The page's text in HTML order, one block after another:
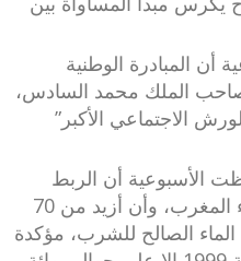
أن المبادرة الوطنية
صاحب الملك محمد السادس،
الاجتماعي الأكبر”
الأسبوعية أن الربط
الكهربائي عم تقريبا جميع أنحاء المغرب، وأن أزيد من 70
الصالح للشرب، مؤكدة